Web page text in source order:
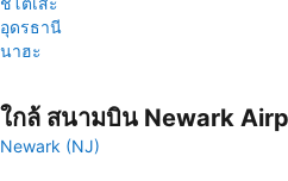
อุดรธานี
นาฮะ
ใกล้ สนามบิน Newark
Newark (NJ)